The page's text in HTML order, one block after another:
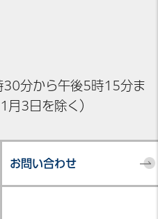
30分から午後5時15分ま
3日を除く）
お問い合わせ